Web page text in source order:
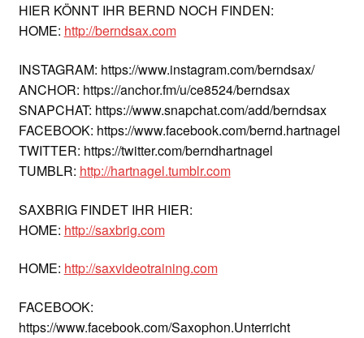
HIER KÖNNT IHR BERND NOCH FINDEN:
HOME: http://berndsax.com
INSTAGRAM: https://www.instagram.com/berndsax/
ANCHOR: https://anchor.fm/u/ce8524/berndsax
SNAPCHAT: https://www.snapchat.com/add/berndsax
FACEBOOK: https://www.facebook.com/bernd.hartnagel
TWITTER: https://twitter.com/berndhartnagel
TUMBLR: http://hartnagel.tumblr.com
SAXBRIG FINDET IHR HIER:
HOME: http://saxbrig.com
HOME: http://saxvideotraining.com
FACEBOOK:
https://www.facebook.com/Saxophon.Unterricht